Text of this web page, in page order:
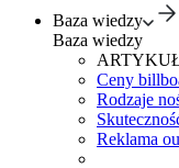
Baza wiedzy
Baza wiedzy
Ceny
Rodzaje
Reklama